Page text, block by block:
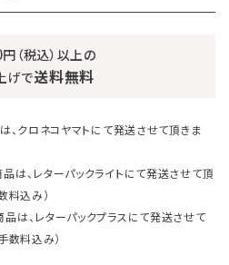
円（税込）以上の
げで送料無料
クロネコヤマトにて発送させて頂きま
は、レターパックライトにて発送させて頂
料込み）
は、レターパックプラスにて発送させて
数料込み）